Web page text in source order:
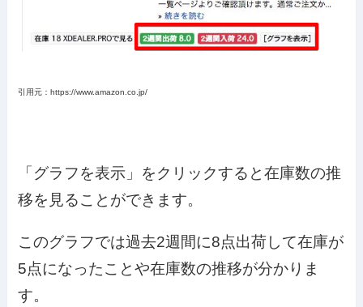
引用元：https://www.amazon.co.jp/
「グラフを表示」をクリックすると在庫数の推
移を見ることができます。
このグラフでは過去2週間に8点出荷して在庫が
5点になったことや在庫数の推移が分かりま
す。